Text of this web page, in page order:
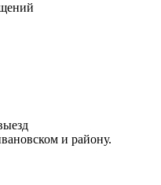
и району.